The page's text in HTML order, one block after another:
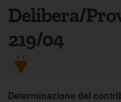
Delibera/
219/04
Determinazione del